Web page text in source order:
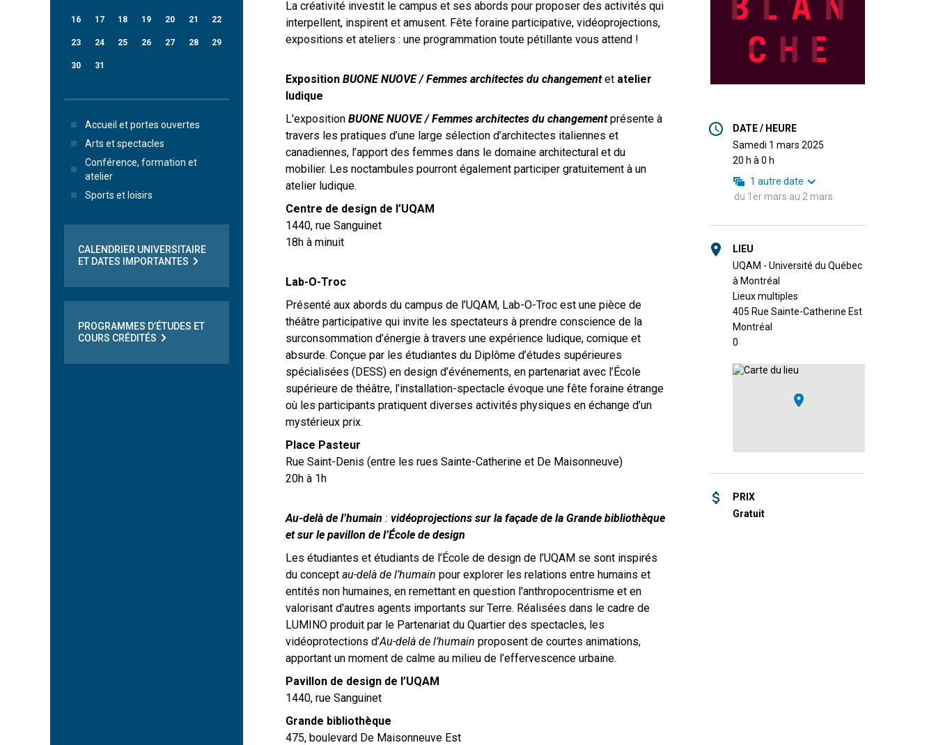
La créativité investit le campus et ses abords pour proposer des activités qui
interpellent, inspirent et amusent. Fête foraine participative, vidéoprojections,
expositions et ateliers : une programmation toute pétillante vous attend !
Exposition BUONE NUOVE / Femmes architectes du changementetatelier
ludique
L'exposition BUONE NUOVE / Femmes architectes du changementprésente à
travers les pratiques d’une large sélection d’architectes italiennes et
canadiennes, l’apport des femmes dans le domaine architectural et du
mobilier. Les noctambules pourront également participer gratuitement à un
atelier ludique.
Centre de design de l’UQAM
1440, rue Sanguinet
18h à minuit
Lab-O-Troc
Présenté aux abords du campus de l’UQAM, Lab-O-Troc est une pièce de
théâtre participative qui invite les spectateurs à prendre conscience de la
surconsommation d’énergie à travers une expérience ludique, comique et
absurde. Conçue par les étudiantes du Diplôme d’études supérieures
spécialisées (DESS) en design d’événements, en partenariat avec l’École
supérieure de théâtre, l’installation-spectacle évoque une fête foraine étrange
où les participants pratiquent diverses activités physiques en échange d’un
mystérieux prix.
Place Pasteur
Rue Saint-Denis (entre les rues Sainte-Catherine et De Maisonneuve)
20h à 1h
Au-delà de l’humain : vidéoprojections sur la façade de la Grande bibliothèque
et sur le pavillon de l’École de design
Les étudiantes et étudiants de l’École de design de l’UQAM se sont inspirés
du concept au-delà de l’humain pour explorer les relations entre humains et
entités non humaines, en remettant en question l'anthropocentrisme et en
valorisant d'autres agents importants sur Terre. Réalisées dans le cadre de
LUMINO produit par le Partenariat du Quartier des spectacles, les
vidéoprotections d’Au-delà de l’humain proposent de courtes animations,
apportant un moment de calme au milieu de l’effervescence urbaine.
Pavillon de design de l’UQAM
1440, rue Sanguinet
Grande bibliothèque
475, boulevard De Maisonneuve Est
DATE / HEURE
samedi 1 mars 2025
20 h à 0 h
1 autre date
du 1er mars au 2 mars
LIEU
UQAM - Université du Québec
à Montréal
Lieux multiples
405 Rue Sainte-Catherine Est
Montréal
0
PRIX
Gratuit
16 17 18 19 20 21 22
23 24 25 26 27 28 29
30 31
Accueil et portes ouvertes
Arts et spectacles
Conférence, formation et
atelier
Sports et loisirs
CALENDRIER UNIVERSITAIRE
ET DATES IMPORTANTES
PROGRAMMES D’ÉTUDES ET
COURS CRÉDITÉS